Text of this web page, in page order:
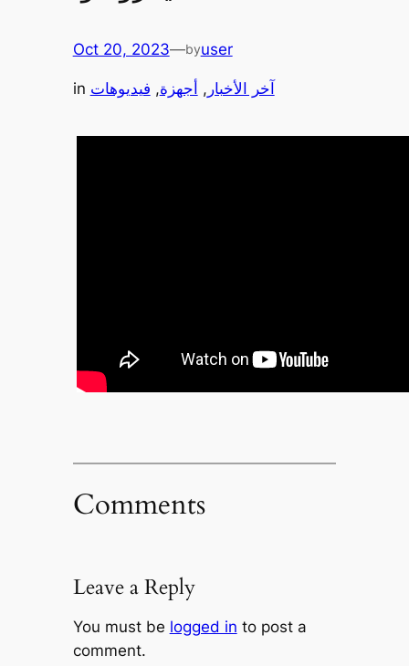
Oct 20, 2023—byuser
in آخر الأخبار , أجهزة, فيديوهات
Comments
Leave a Reply
You must be logged in to post a
comment.